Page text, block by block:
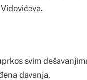
svim
davanja.